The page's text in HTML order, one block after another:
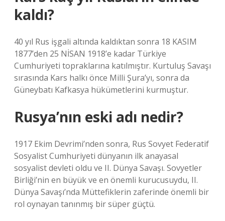
kaldı?
40 yıl Rus işgali altında kaldıktan sonra 18 KASIM
1877’den 25 NİSAN 1918’e kadar Türkiye
Cumhuriyeti topraklarına katılmıştır. Kurtuluş Savaşı
sırasında Kars halkı önce Milli Şura’yı, sonra da
Güneybatı Kafkasya hükümetlerini kurmuştur.
Rusya’nın eski adı nedir?
1917 Ekim Devrimi’nden sonra, Rus Sovyet Federatif
Sosyalist Cumhuriyeti dünyanın ilk anayasal
sosyalist devleti oldu ve II. Dünya Savaşı. Sovyetler
Birliği’nin en büyük ve en önemli kurucusuydu, II.
Dünya Savaşı’nda Müttefiklerin zaferinde önemli bir
rol oynayan tanınmış bir süper güçtü.